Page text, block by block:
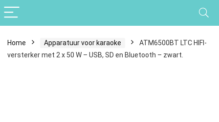
Home Apparatuur voor karaoke
ATM6500BT LTC HIFI-
versterker met 2 x 50 W – USB, SD en Bluetooth – zwart.